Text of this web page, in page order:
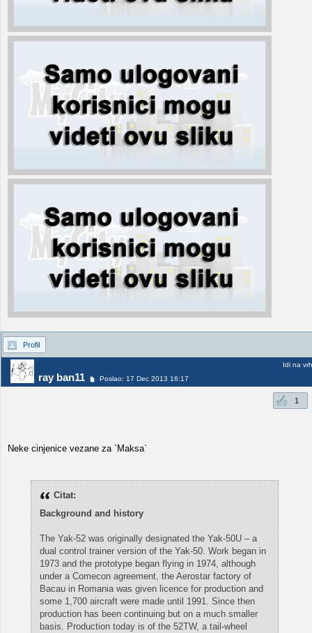
Profil
ray ban11 Poslao: 17 Dec 2013 16:17
Idi na vrh
1
Neke cinjenice vezane za `Maksa`
Citat:
Background and history
The Yak-52 was originally designated the Yak-50U – a
dual control trainer version of the Yak-50. Work began in
1973 and the prototype began flying in 1974, although
under a Comecon agreement, the Aerostar factory of
Bacau in Romania was given licence for production and
some 1,700 aircraft were made until 1991. Since then
production has been continuing but on a much smaller
basis. Production today is of the 52TW, a tail-wheel